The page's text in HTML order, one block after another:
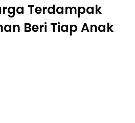
Terdampak
Beri Tiap Anak